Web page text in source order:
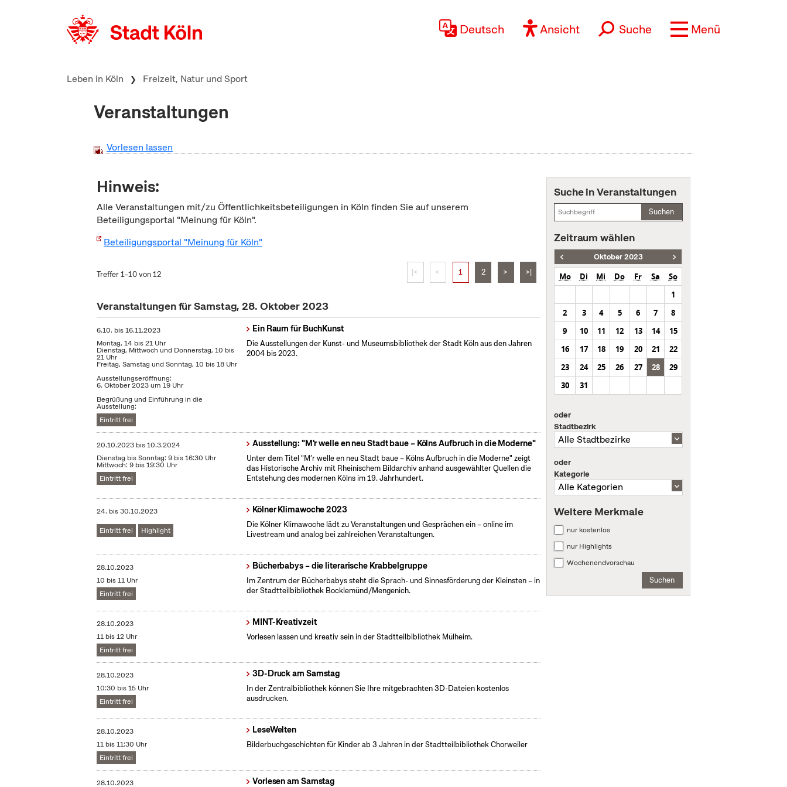
Deutsch Ansicht Suche Menü
Leben in Köln Freizeit, Natur und Sport
Veranstaltungen
Vorlesen lassen
Hinweis:
Alle Veranstaltungen mit/zu Öffentlichkeitsbeteiligungen in Köln finden Sie auf unserem
Beteiligungsportal "Meinung für Köln".
Beteiligungsportal "Meinung für Köln"
Treffer 1–10 von 12 |< < 1 2 > >|
Veranstaltungen für Samstag, 28. Oktober 2023
6.10. bis16.11.2023
Montag, 14 bis 21 Uhr
Dienstag, Mittwoch und Donnerstag, 10 bis
21 Uhr
Freitag, Samstag und Sonntag, 10 bis 18 Uhr
Ausstellungseröffnung:
6. Oktober 2023 um 19 Uhr
Begrüßung und Einführung in die
Ausstellung:
Eintritt frei
Ein Raum für BuchKunst
Die Ausstellungen der Kunst- und Museumsbibliothek der Stadt Köln aus den Jahren
2004 bis 2023.
20.10.2023 bis10.3.2024
Dienstag bis Sonntag: 9 bis 16:30 Uhr
Mittwoch: 9 bis 19:30 Uhr
Eintritt frei
Ausstellung: "M'r welle en neu Stadt baue – Kölns Aufbruch in die Moderne"
Unter dem Titel "M’r welle en neu Stadt baue – Kölns Aufbruch in die Moderne" zeigt
das Historische Archiv mit Rheinischem Bildarchiv anhand ausgewählter Quellen die
Entstehung des modernen Kölns im 19. Jahrhundert.
24. bis30.10.2023
Eintritt frei Highlight
Kölner Klimawoche 2023
Die Kölner Klimawoche lädt zu Veranstaltungen und Gesprächen ein – online im
Livestream und analog bei zahlreichen Veranstaltungen.
28.10.2023
10 bis 11 Uhr
Eintritt frei
Bücherbabys – die literarische Krabbelgruppe
Im Zentrum der Bücherbabys steht die Sprach- und Sinnesförderung der Kleinsten – in
der Stadtteilbibliothek Bocklemünd/Mengenich.
28.10.2023
11 bis 12 Uhr
Eintritt frei
MINT-Kreativzeit
Vorlesen lassen und kreativ sein in der Stadtteilbibliothek Mülheim.
28.10.2023
10:30 bis 15 Uhr
Eintritt frei
3D-Druck am Samstag
In der Zentralbibliothek können Sie Ihre mitgebrachten 3D-Dateien kostenlos
ausdrucken.
28.10.2023
11 bis 11:30 Uhr
Eintritt frei
LeseWelten
Bilderbuchgeschichten für Kinder ab 3 Jahren in der Stadtteilbibliothek Chorweiler
28.10.2023 Vorlesen am Samstag
Suche in Veranstaltungen
Suchen
Zeitraum wählen
Oktober 2023
Mo Di Mi Do Fr Sa
So
1
2
3 4 5 6 7
8
9
10 11 12 13 14
15
16
17 18 19 20 21
22
23
24 25 26 27 28
29
30
31
oder
Stadtbezirk
oder
Kategorie
Weitere Merkmale
nur kostenlos
nur Highlights
Wochenendvorschau
Suchen